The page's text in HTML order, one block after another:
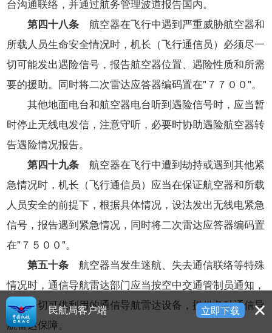
台沟通联络，并通过航务管理波道报告国内。
第四十八条航空器在飞行中遇到严重威胁航空器和
所载人员生命安全情况时，机长（飞行通信员）必须尽一
切可能发出遇险信号，报告航空器位置、遇险性质和所需
要的援助。同时将二次雷达应答器编码置在"７７００"。
其他地面电台和航空器电台听到遇险信号时，应当暂
时停止无线电发信，注意守听，必要时协助遇险航空器转
告遇险情况报告。
第四十九条航空器在飞行中遭到劫持或遇到其他紧
急情况时，机长（飞行通信员）应当在保证航空器和所载
人员安全的前提下，根据具体情况，设法发出无线电紧急
信号，报告遇到紧急情况，同时将二次雷达应答器编码置
在"７５００"。
第五十条 航空器当发生迷航、失去通信联络等特殊
情况时，通信导航雷达部门应当按空中交通管制员通知，
开放一切可供利用的通信导航雷达设备，提供各种通信导
航雷达保障。
民航局客户端 立即下载